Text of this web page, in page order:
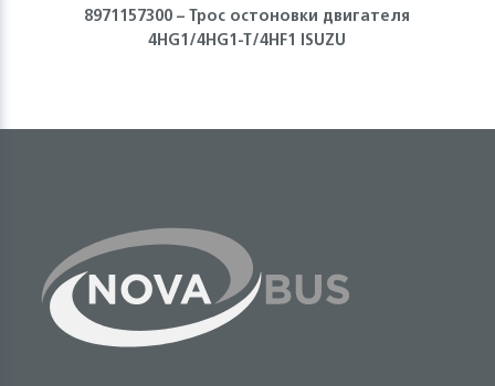
8971157300 – Трос остоновки двигателя
4HG1/4HG1-T/4HF1 ISUZU